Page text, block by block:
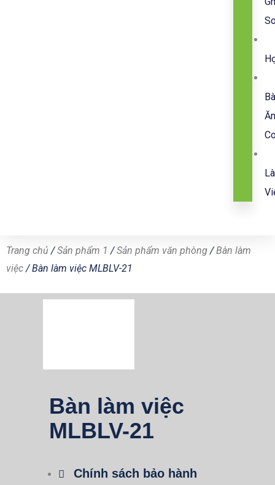
Trang chủ /Sản phẩm 1 /Sản phẩm văn phòng/Bàn làm
việc/ Bàn làm việc MLBLV-21
Bàn làm việc
MLBLV-21
Chính sách bảo hành